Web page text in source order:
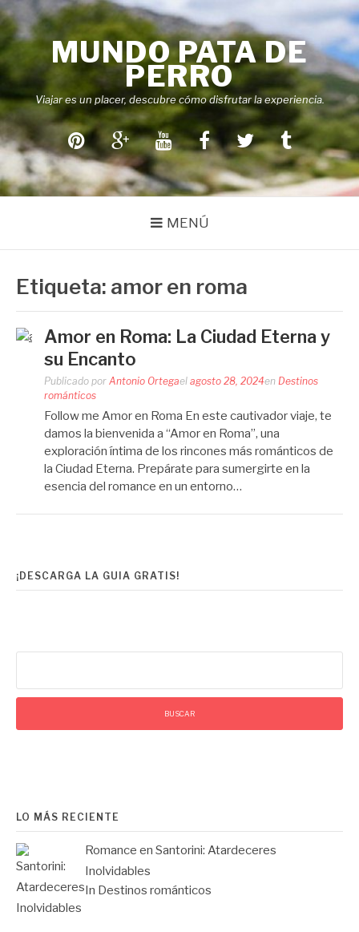
Saltar
al
contenidoMUNDO PATA DE
PERRO
Viajar es un placer, descubre cómo disfrutar la experiencia.
PinterestGoogle+YoutubeFacebookTwitterTumblr
MENÚ
Etiqueta: amor en roma
Amor en Roma: La Ciudad Eterna y
su Encanto
Publicado por Antonio Ortegael agosto 28, 2024en Destinos
románticos
Follow me Amor en Roma En este cautivador viaje, te
damos la bienvenida a “Amor en Roma”, una
exploración íntima de los rincones más románticos de
la Ciudad Eterna. Prepárate para sumergirte en la
esencia del romance en un entorno…
¡DESCARGA LA GUIA GRATIS!
LO MÁS RECIENTE
Romance en Santorini: Atardeceres
Inolvidables
In Destinos románticos